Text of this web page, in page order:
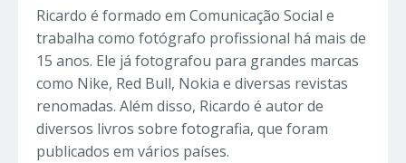
Ricardo é formado em Comunicação Social e
trabalha como fotógrafo profissional há mais de
15 anos. Ele já fotografou para grandes marcas
como Nike, Red Bull, Nokia e diversas revistas
renomadas. Além disso, Ricardo é autor de
diversos livros sobre fotografia, que foram
publicados em vários países.